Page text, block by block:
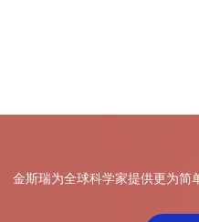
金斯瑞为全球科学家提供更为简